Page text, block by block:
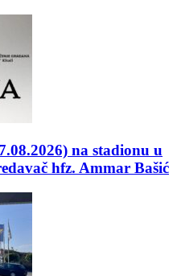
na stadionu u
hfz. Ammar Bašić